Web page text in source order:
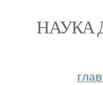
НАУКА